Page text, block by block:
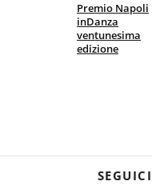
Premio Napoli
inDanza
ventunesima
edizione